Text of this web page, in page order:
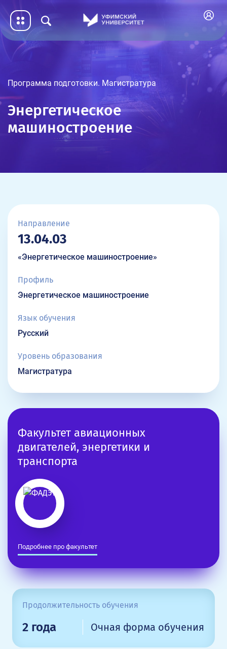
Программа подготовки. Магистратура
Энергетическое
машиностроение
Направление
13.04.03
«Энергетическое машиностроение»
Профиль
Энергетическое машиностроение
Язык обучения
Русский
Уровень образования
Магистратура
Факультет авиационных
двигателей, энергетики и
транспорта
Подробнее про факультет
Продолжительность обучения
2 года Очная форма обучения